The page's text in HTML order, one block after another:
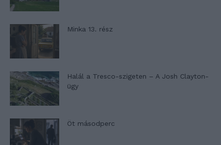
Minka 13. rész
Halál a Tresco-szigeten – A Josh Clayton-
ügy
Öt másodperc